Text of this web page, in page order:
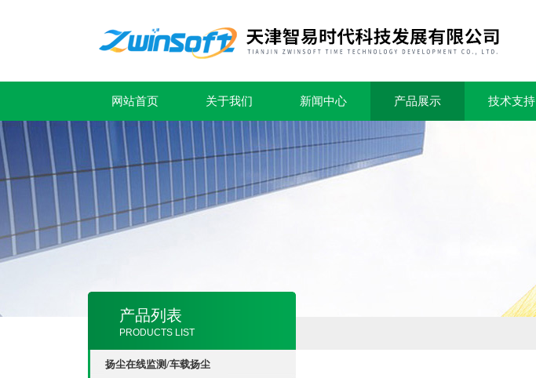
网站首页 关于我们 新闻中心 产品展示 技术支持
产品列表
PRODUCTS LIST
扬尘在线监测/车载扬尘